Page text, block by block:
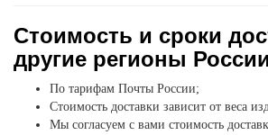
Стоимость и сроки
другие регионы
По тарифам Почты России;
Стоимость доставки зависит от веса
Мы согласуем с вами стоимость